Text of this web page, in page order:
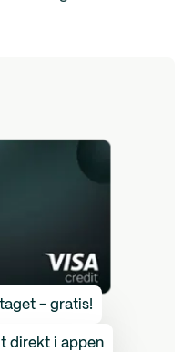
- gratis!
direkt i appen